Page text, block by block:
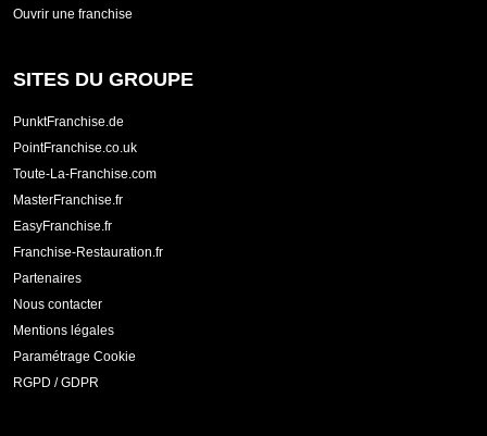
Ouvrir une franchise
SITES DU GROUPE
PunktFranchise.de
PointFranchise.co.uk
Toute-La-Franchise.com
MasterFranchise.fr
EasyFranchise.fr
Franchise-Restauration.fr
Partenaires
Nous contacter
Mentions légales
Paramétrage Cookie
RGPD / GDPR